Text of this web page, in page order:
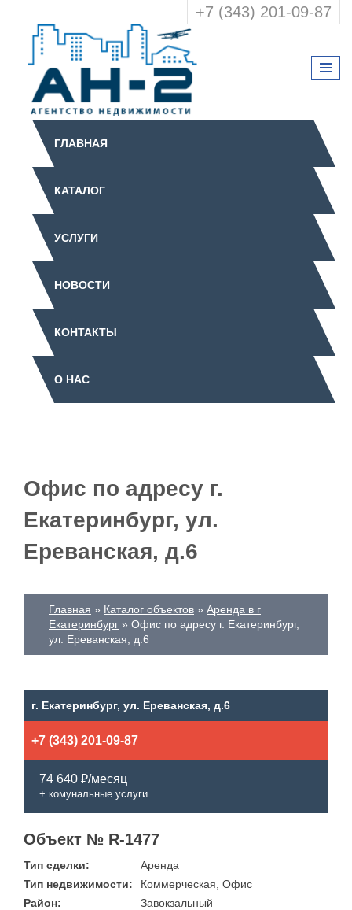
+7 (343) 201-09-87
ГЛАВНАЯ
КАТАЛОГ
УСЛУГИ
НОВОСТИ
КОНТАКТЫ
О НАС
Офис по адресу г.
Екатеринбург, ул.
Ереванская, д.6
Главная Каталог объектов
Аренда в г
Екатеринбург
Офис по адресу г. Екатеринбург,
ул. Ереванская, д.6
г. Екатеринбург, ул. Ереванская, д.6
+7 (343) 201-09-87
74 640 ₽/месяц
+ комунальные услуги
Объект № R-1477
Тип сделки:
Аренда
Тип недвижимости:
Коммерческая, Офис
Район:
Завокзальный